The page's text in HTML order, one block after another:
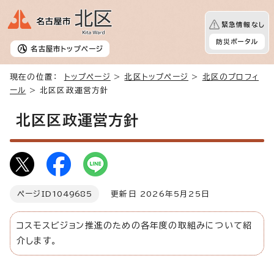
名古屋市 トップページ
緊急情報なし
防災ポータル
現在の位置： トップページ >北区トップページ > 北区のプロフィ
ール
> 北区区政運営方針
北区区政運営方針
ページID 1049685 更新日 2026年5月25日
コスモスビジョン推進のための各年度の取組みについて紹
介します。